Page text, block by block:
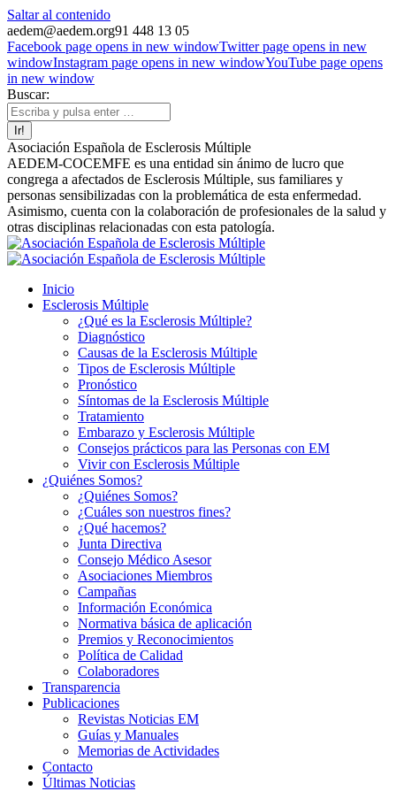
Saltar al contenido
aedem@aedem.org91 448 13 05
Facebook page opens in new windowTwitter page opens in new
windowInstagram page opens in new windowYouTube page opens
in new window
Buscar:
Asociación Española de Esclerosis Múltiple
AEDEM-COCEMFE es una entidad sin ánimo de lucro que
congrega a afectados de Esclerosis Múltiple, sus familiares y
personas sensibilizadas con la problemática de esta enfermedad.
Asimismo, cuenta con la colaboración de profesionales de la salud y
otras disciplinas relacionadas con esta patología.
Inicio
Esclerosis Múltiple
¿Qué es la Esclerosis Múltiple?
Diagnóstico
Causas de la Esclerosis Múltiple
Tipos de Esclerosis Múltiple
Pronóstico
Síntomas de la Esclerosis Múltiple
Tratamiento
Embarazo y Esclerosis Múltiple
Consejos prácticos para las Personas con EM
Vivir con Esclerosis Múltiple
¿Quiénes Somos?
¿Quiénes Somos?
¿Cuáles son nuestros fines?
¿Qué hacemos?
Junta Directiva
Consejo Médico Asesor
Asociaciones Miembros
Campañas
Información Económica
Normativa básica de aplicación
Premios y Reconocimientos
Política de Calidad
Colaboradores
Transparencia
Publicaciones
Revistas Noticias EM
Guías y Manuales
Memorias de Actividades
Contacto
Últimas Noticias